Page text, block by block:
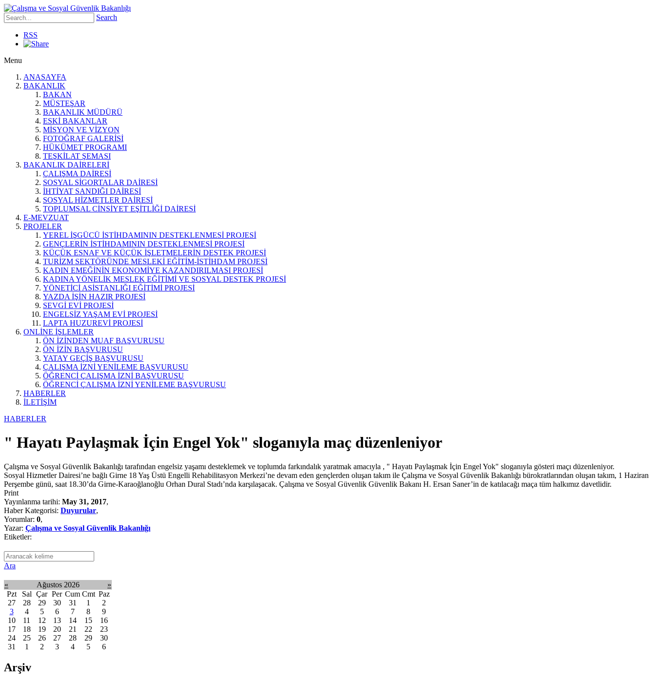
Search
RSS
Menu
ANASAYFA
BAKANLIK
BAKAN
MÜSTEŞAR
BAKANLIK MÜDÜRÜ
ESKİ BAKANLAR
MİSYON VE VİZYON
FOTOĞRAF GALERİSİ
HÜKÜMET PROGRAMI
TEŞKİLAT ŞEMASI
BAKANLIK DAİRELERİ
ÇALIŞMA DAİRESİ
SOSYAL SİGORTALAR DAİRESİ
İHTİYAT SANDIĞI DAİRESİ
SOSYAL HİZMETLER DAİRESİ
TOPLUMSAL CİNSİYET EŞİTLİĞİ DAİRESİ
E-MEVZUAT
PROJELER
YEREL İŞGÜCÜ İSTİHDAMININ DESTEKLENMESİ PROJESİ
GENÇLERİN İSTİHDAMININ DESTEKLENMESİ PROJESİ
KÜÇÜK ESNAF VE KÜÇÜK İŞLETMELERİN DESTEK PROJESİ
TURİZM SEKTÖRÜNDE MESLEKİ EĞİTİM-İSTİHDAM PROJESİ
KADIN EMEĞİNİN EKONOMİYE KAZANDIRILMASI PROJESİ
KADINA YÖNELİK MESLEK EĞİTİMİ VE SOSYAL DESTEK PROJESİ
YÖNETİCİ ASİSTANLIĞI EĞİTİMİ PROJESİ
YAZDA İŞİN HAZIR PROJESİ
SEVGİ EVİ PROJESİ
ENGELSİZ YAŞAM EVİ PROJESİ
LAPTA HUZUREVİ PROJESİ
ONLİNE İŞLEMLER
ÖN İZİNDEN MUAF BAŞVURUSU
ÖN İZİN BAŞVURUSU
YATAY GEÇİŞ BAŞVURUSU
ÇALIŞMA İZNİ YENİLEME BAŞVURUSU
ÖĞRENCİ ÇALIŞMA İZNİ BAŞVURUSU
ÖĞRENCİ ÇALIŞMA İZNİ YENİLEME BAŞVURUSU
HABERLER
İLETİŞİM
HABERLER
" Hayatı Paylaşmak İçin Engel Yok" sloganıyla maç düzenleniyor
Çalışma ve Sosyal Güvenlik Bakanlığı tarafından engelsiz yaşamı desteklemek ve toplumda farkındalık yaratmak amacıyla , " Hayatı Paylaşmak İçin Engel Yok" sloganıyla gösteri maçı düzenleniyor.
Sosyal Hizmetler Dairesi’ne bağlı Girne 18 Yaş Üstü Engelli Rehabilitasyon Merkezi’ne devam eden gençlerden oluşan takım ile Çalışma ve Sosyal Güvenlik Bakanlığı bürokratlarından oluşan takım, 1 Haziran
Perşembe günü, saat 18.30’da Girne-Karaoğlanoğlu Orhan Dural Stadı’nda karşılaşacak. Çalışma ve Sosyal Güvenlik Güvenlik Bakanı H. Ersan Saner’in de katılacağı maça tüm halkımız davetlidir.
Print
Yayınlanma tarihi: May 31, 2017,
Haber Kategorisi: Duyurular,
Yorumlar: 0,
Yazar: Çalışma ve Sosyal Güvenlik Bakanlığı
Etiketler:
Ara
« Ağustos 2026
»
Pzt
Sal Çar Per Cum Cmt Paz
27
28 29 30 31 1
2
3
4 5 6 7 8
9
10
11 12 13 14 15
16
17
18 19 20 21 22
23
24
25 26 27 28 29
30
31
1 2 3 4 5 6
Arşiv